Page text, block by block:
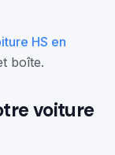
HS en
boîte.
voiture